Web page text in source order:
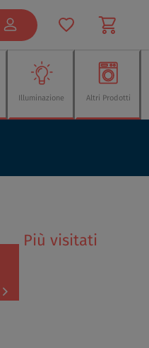
Illuminazione Altri Prodotti
Più visitati